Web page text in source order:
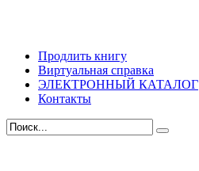
Продлить книгу
Виртуальная справка
ЭЛЕКТРОННЫЙ КАТАЛОГ
Контакты